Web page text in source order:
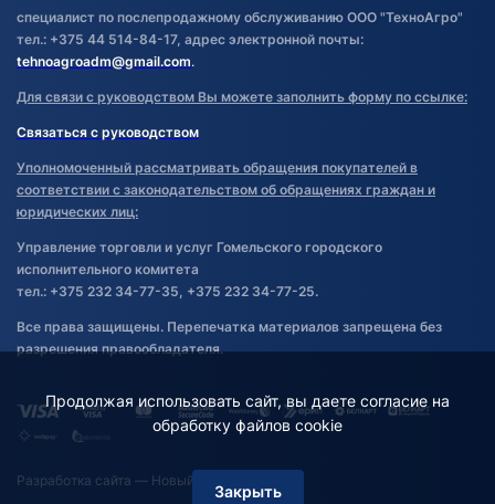
специалист по послепродажному обслуживанию ООО "ТехноАгро"
тел.: +375 44 514-84-17, адрес электронной почты:
tehnoagroadm@gmail.com.
Для связи с руководством Вы можете заполнить форму по ссылке:
Связаться с руководством
Уполномоченный рассматривать обращения покупателей в
соответствии с законодательством об обращениях граждан и
юридических лиц:
Управление торговли и услуг Гомельского городского
исполнительного комитета
тел.: +375 232 34-77-35, +375 232 34-77-25.
Все права защищены. Перепечатка материалов запрещена без
разрешения правообладателя.
Разработка сайта — Новый Сайт
Продолжая использовать сайт, вы даете согласие на
обработку файлов cookie
Закрыть